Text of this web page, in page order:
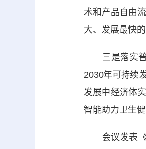
术和产品自由
大、发展最快
三是落实普
2030年可持续
发展中经济体
智能助力卫生
会议发表《